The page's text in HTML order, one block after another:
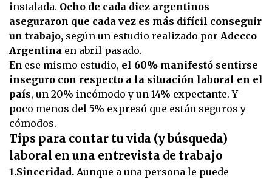
instalada. Ocho de cada diez argentinos
aseguraron que cada vez es más difícil conseguir
un trabajo, según un estudio realizado por Adecco
Argentina en abril pasado.
En ese mismo estudio, el 60% manifestó sentirse
inseguro con respecto a la situación laboral en el
país, un 20% incómodo y un 14% expectante. Y
poco menos del 5% expresó que están seguros y
cómodos.
Tips para contar tu vida (y búsqueda)
laboral en una entrevista de trabajo
1.Sinceridad. Aunque a una persona le puede